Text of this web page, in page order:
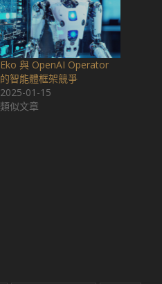
Eko 與 OpenAI Operator
的智能體框架競爭
2025-01-15
類似文章